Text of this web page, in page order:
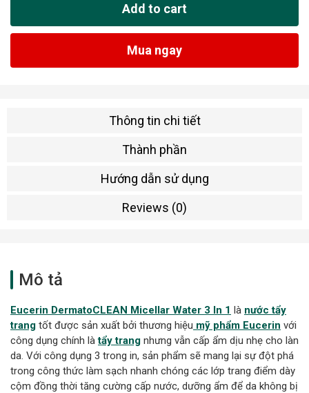
Add to cart
Mua ngay
Thông tin chi tiết
Thành phần
Hướng dẫn sử dụng
Reviews (0)
Mô tả
Eucerin DermatoCLEAN Micellar Water 3 In 1 là nước tẩy
trang tốt được sản xuất bởi thương hiệu mỹ phẩm Eucerin với
công dụng chính làtẩy trang nhưng vẫn cấp ẩm dịu nhẹ cho làn
da. Với công dụng 3 trong in, sản phẩm sẽ mang lại sự đột phá
trong công thức làm sạch nhanh chóng các lớp trang điểm dày
cộm đồng thời tăng cường cấp nước, dưỡng ẩm để da không bị